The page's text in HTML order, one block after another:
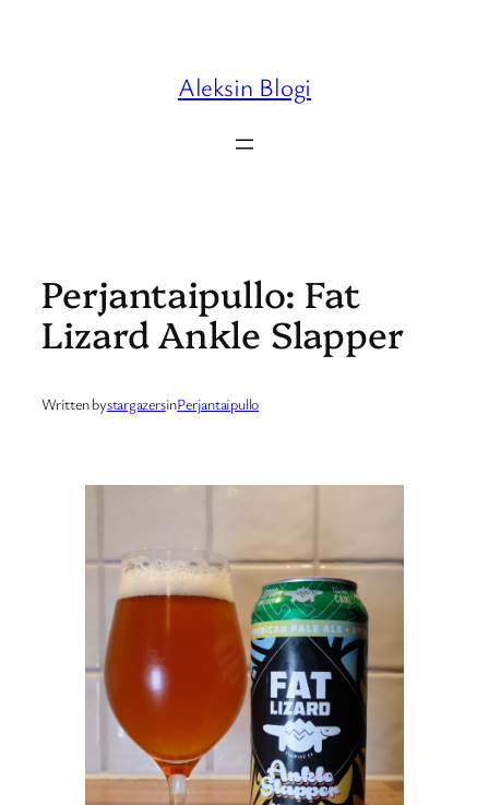
Aleksin Blogi
Perjantaipullo: Fat
Lizard Ankle Slapper
Written bystargazersinPerjantaipullo